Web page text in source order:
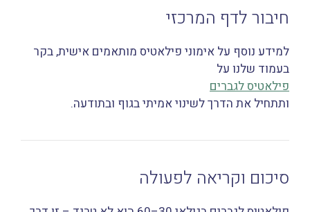
חיבור לדף המרכזי
למידע נוסף על אימוני פילאטיס מותאמים אישית, בקר
בעמוד שלנו על
פילאטיס לגברים
ותתחיל את הדרך לשינוי אמיתי בגוף ובתודעה.
סיכום וקריאה לפעולה